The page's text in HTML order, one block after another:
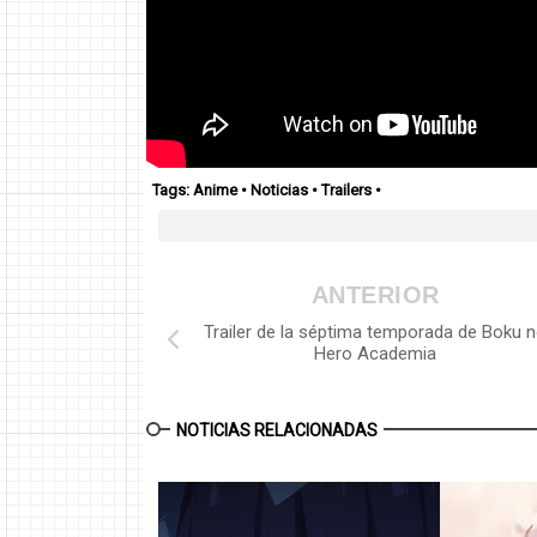
Tags: Anime• Noticias •Trailers •
ANTERIOR
Trailer de la séptima temporada de Boku
Hero Academia
NOTICIAS RELACIONADAS